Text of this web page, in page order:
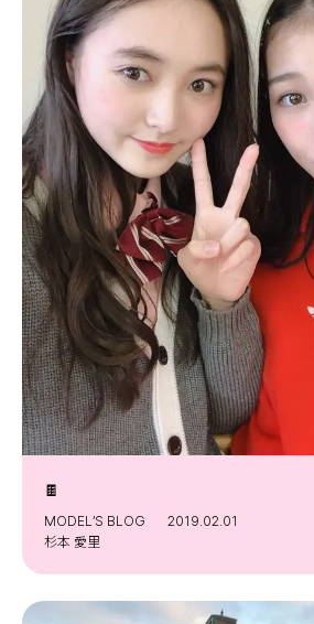
お悩み相談
TikTok
Instagram
YouTube
FORTUNE
ゲッターズ飯田
MISS SEVENTEEN
ミスセブンティーンニュース
MAGAZINE
バックナンバー
INFORMATION
Seventeenについて
Follow us
ST member
新規会員登録・ログイン
🍫
MODEL’S BLOG
2019.02.01
杉本 愛里